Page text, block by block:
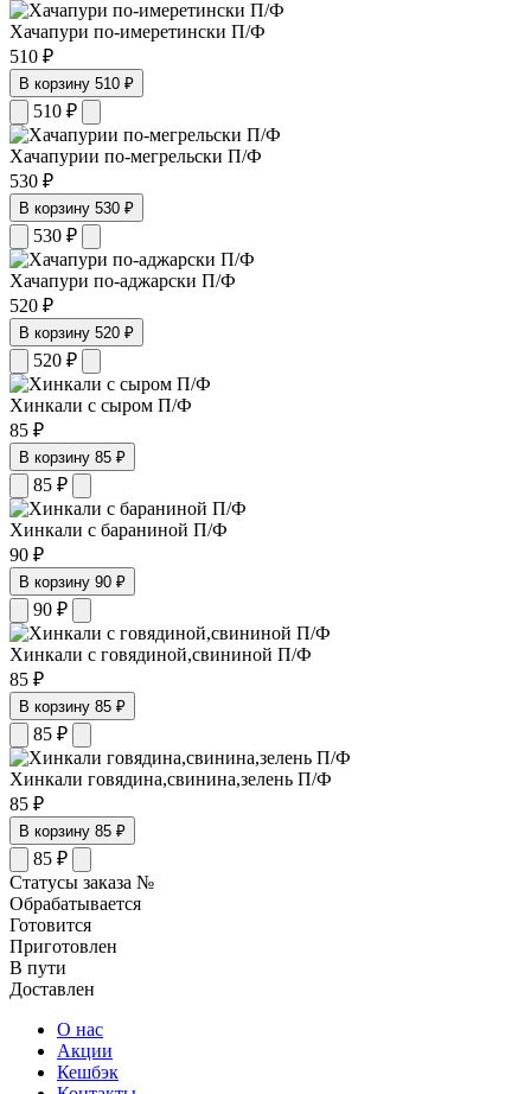
Хачапури по-имеретински П/Ф
510 ₽
В корзину 510 ₽
510 ₽
Хачапурии по-мегрельски П/Ф
530 ₽
В корзину 530 ₽
530 ₽
Хачапури по-аджарски П/Ф
520 ₽
В корзину 520 ₽
520 ₽
Хинкали с сыром П/Ф
85 ₽
В корзину 85 ₽
85 ₽
Хинкали с бараниной П/Ф
90 ₽
В корзину 90 ₽
90 ₽
Хинкали с говядиной,свининой П/Ф
85 ₽
В корзину 85 ₽
85 ₽
Хинкали говядина,свинина,зелень П/Ф
85 ₽
В корзину 85 ₽
85 ₽
Статусы заказа №
Обрабатывается
Готовится
Приготовлен
В пути
Доставлен
О нас
Акции
Кешбэк